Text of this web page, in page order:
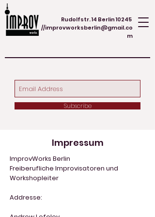
Rudolfstr. 14 Berlin 10245
//improvworksberlin@gmail.co
m
Subscribe
Impressum
ImprovWorks Berlin
Freiberufliche Improvisatoren und
Workshopleiter
Addresse: